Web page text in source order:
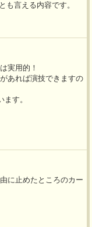
も言える内容です。
実用的！
あれば演技できますの
す。
に止めたところのカー